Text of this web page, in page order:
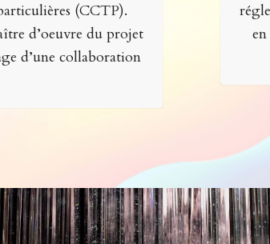
(CCTP).
d’oeuvre du projet
d’une collaboration